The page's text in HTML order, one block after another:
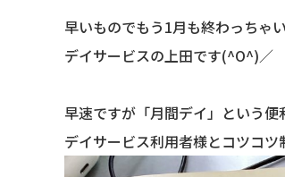
早いものでもう1月も終わっちゃ
デイサービスの上田です(^O^)／
早速ですが「月間デイ」という便
デイサービス利用者様とコツコ